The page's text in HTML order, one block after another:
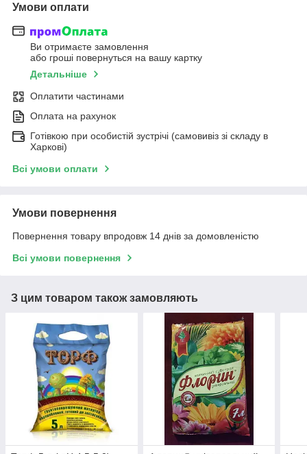
Умови оплати
Ви отримаєте замовлення
або гроші повернуться на вашу картку
Детальніше
Оплатити частинами
Оплата на рахунок
Готівкою при особистій зустрічі (самовивіз зі складу в
Харкові)
Всі умови оплати
Умови повернення
Повернення товару впродовж 14 днів за домовленістю
Всі умови повернення
З цим товаром також замовляють